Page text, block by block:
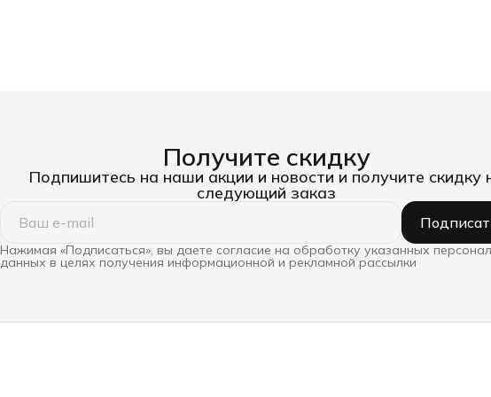
Получите скидку
Подпишитесь на наши акции и новости и получите скидку
следующий заказ
Нажимая «Подписаться», вы даете согласие на обработку указанных
данных в целях получения информационной и рекламной рассылки